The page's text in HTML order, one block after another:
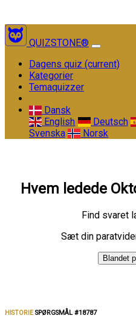
QUIZSTONE®
Dagens quiz (current)
Kategorier
Temaquizzer
Dansk
English
Deutsch
Svenska
Norsk
Hvem ledede
Find svaret
Sæt din
Blandet
HISTORIESPØRGSMÅL #18787